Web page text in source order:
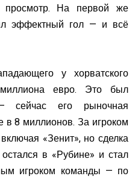
просмотр. На первой же
эффектный гол — и всё
у хорватского
евро. Это был
сейчас его рыночная
в 8 миллионов. За игроком
«Зенит», но сделка
в «Рубине» и стал
игроком команды — по